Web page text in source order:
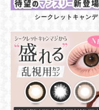
シークレットキャン